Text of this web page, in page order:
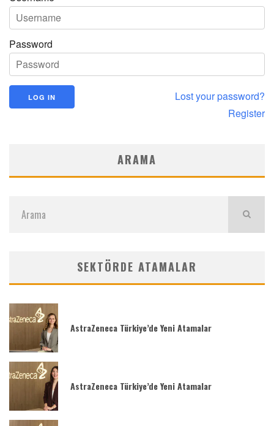
Password
Lost your password?
Register
ARAMA
SEKTÖRDE ATAMALAR
AstraZeneca Türkiye’de Yeni Atamalar
AstraZeneca Türkiye’de Yeni Atamalar